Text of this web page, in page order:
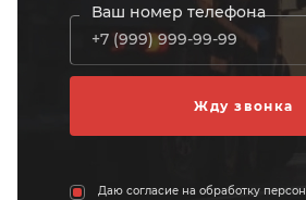
Ваш номер телефона
Даю согласие на обработку